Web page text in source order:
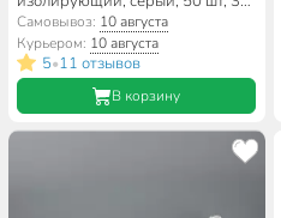
мм², TDM Electric, SQ0519-0006
Самовывоз: 10 августа
Курьером: 10 августа
5•11 отзывов
В корзину